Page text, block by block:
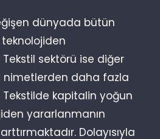
dünyada bütün
sektörü ise diğer
nimetlerden daha fazla
kapitalin yoğun
yararlanmanın
Dolayısıyla